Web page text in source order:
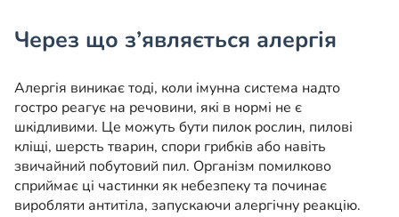
Через що з’являється алергія
Алергія виникає тоді, коли імунна система надто
гостро реагує на речовини, які в нормі не є
шкідливими. Це можуть бути пилок рослин, пилові
кліщі, шерсть тварин, спори грибків або навіть
звичайний побутовий пил. Організм помилково
сприймає ці частинки як небезпеку та починає
виробляти антитіла, запускаючи алергічну реакцію.